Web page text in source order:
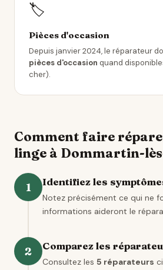
🏷️
Pièces d'occasion
Depuis janvier 2024, le réparateur
pièces d'occasion quand
cher).
Comment faire
linge à Dommartin-
1 Identifiez les
Notez précisément ce qui ne
informations aideront le
2 Comparez les
Consultez les 5 réparateurs